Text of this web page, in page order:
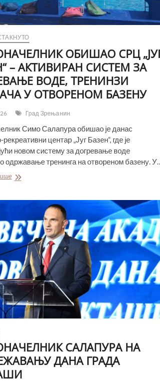
ОБИШАО СРЦ
– АКТИВИРАН СИСТЕМ ЗА
ВОДЕ, ТРЕНИНЗИ
У ОТВОРЕНОМ БАЗЕНУ
Град Зрењанин
Симо Салапура обишао је данас
центар „Југ Базен“, где је
новом систему за догревање воде
одржавање тренинга на отвореном базену.
ГРАДОНАЧЕЛНИК
–
АКТИВИРАН
СИСТЕМ
ЗА
ДОГРЕВАЊЕ
ВОДЕ,
ТРЕНИНЗИ
ПЛИВАЧА
У
ОТВОРЕНОМ
БАЗЕНУ
САЛАПУРА НА
ДАНА ГРАДА